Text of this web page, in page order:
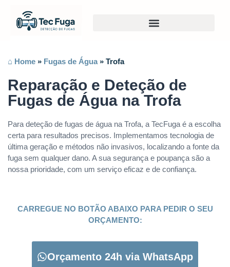
⌂ Home » Fugas de Água» Trofa
Reparação e Deteção de
Fugas de Água na Trofa
Para deteção de fugas de água na Trofa, a TecFuga é a escolha
certa para resultados precisos. Implementamos tecnologia de
última geração e métodos não invasivos, localizando a fonte da
fuga sem qualquer dano. A sua segurança e poupança são a
nossa prioridade, com um serviço eficaz e de confiança.
CARREGUE NO BOTÃO ABAIXO PARA PEDIR O SEU
ORÇAMENTO:
Orçamento 24h via WhatsApp